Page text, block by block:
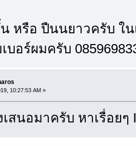
หรือ ปืนนยาวครับ ใ
บอร์ผมครับ
10:27:53 AM »
สนอมาครับ หาเรื่อยๆ